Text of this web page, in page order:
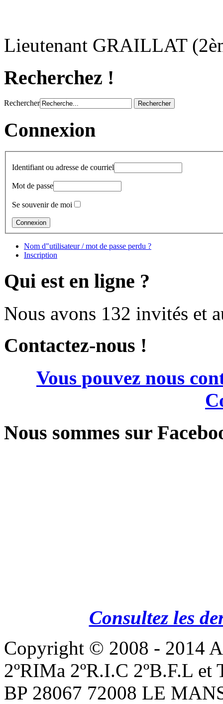
Lieutenant GRAILLAT
Recherchez !
Rechercher
Connexion
Identifiant ou adresse de courriel
Mot de passe
Se souvenir de moi
Nom d"utilisateur / mot de passe perdu ?
Inscription
Qui est en ligne ?
Nous avons 132 invités et
Contactez-nous !
Vous pouvez nous
Nous sommes sur
Consultez les
Copyright © 2008 - 2014
2ºRIMa 2ºR.I.C 2ºB.F.L
BP 28067 72008 LE